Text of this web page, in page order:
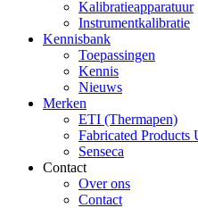
Kalibratieapparatuur
Instrumentkalibratie
Kennisbank
Toepassingen
Kennis
Nieuws
Merken
ETI (Thermapen)
Fabricated Products
Senseca
Contact
Over ons
Contact